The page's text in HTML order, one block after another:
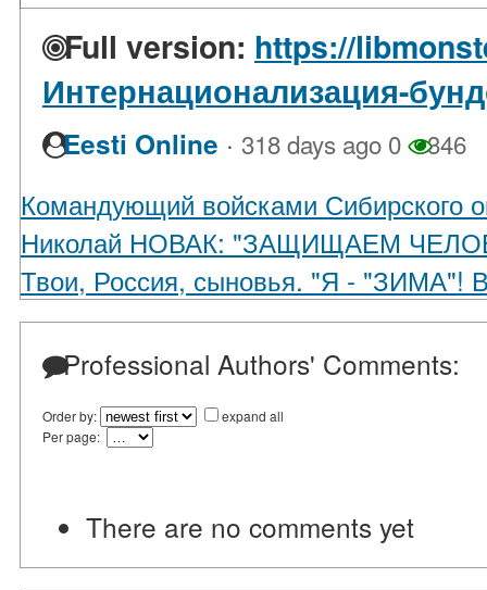
Full version: https://
Интернационализация-
Eesti Online · 318 days ago 0 346
Командующий войсками Сибирского
Николай НОВАК: "ЗАЩИЩАЕМ
Твои, Россия, сыновья. "Я -
Professional Authors' Comments:
Order by:
expand all
Per page:
There are no comments yet